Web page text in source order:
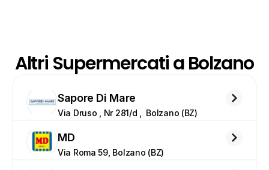
Altri Supermercati a Bolzano
Sapore Di Mare
Via Druso , Nr 281/d ,  Bolzano (BZ)
MD
Via Roma 59, Bolzano (BZ)